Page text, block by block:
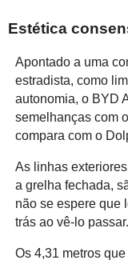
Estética
Apontado a uma
estradista, como
autonomia, o BYD
semelhanças com
compara com o
As linhas
a grelha fechada,
não se espere que
trás ao vê-lo passar.
Os 4,31 metros